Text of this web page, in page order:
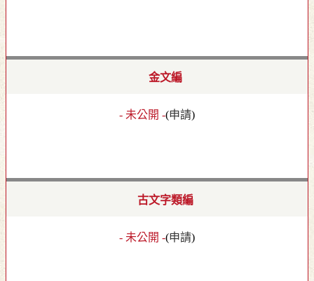
金文編
- 未公開 -(申請)
古文字類編
- 未公開 -(申請)